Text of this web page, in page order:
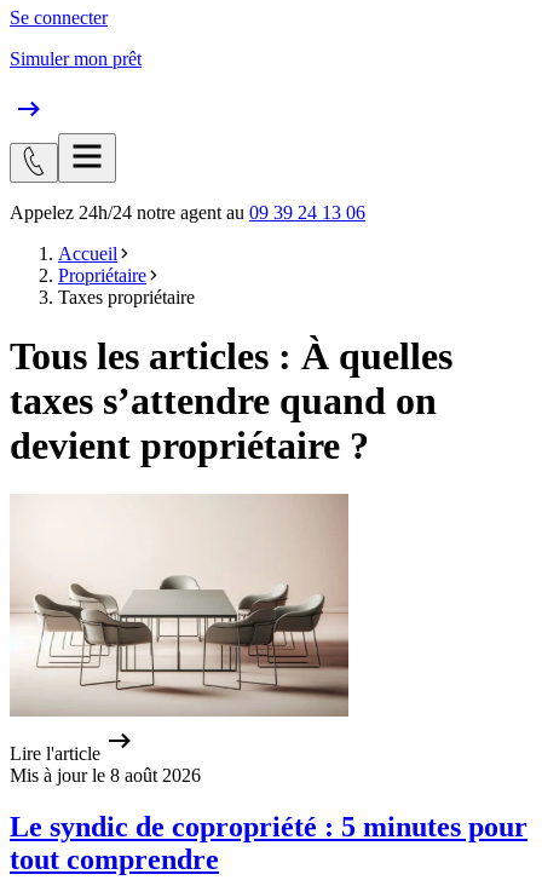
Se connecter
Simuler mon prêt
Appelez 24h/24 notre agent au 09 39 24 13 06
Accueil
Propriétaire
Taxes propriétaire
Tous les articles : À quelles
taxes s’attendre quand on
devient propriétaire ?
Lire l'article
Mis à jour le 8 août 2026
Le syndic de copropriété : 5 minutes pour
tout comprendre